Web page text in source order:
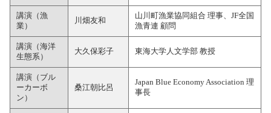
講演（漁
業）
川畑友和
山川町漁業協同組合 理事、JF全国
漁青連 顧問
講演（海洋
生態系）
大久保彩子 東海大学人文学部 教授
講演（ブル
ーカーボ
ン）
桑江朝比呂
Japan Blue Economy Association 理
事長